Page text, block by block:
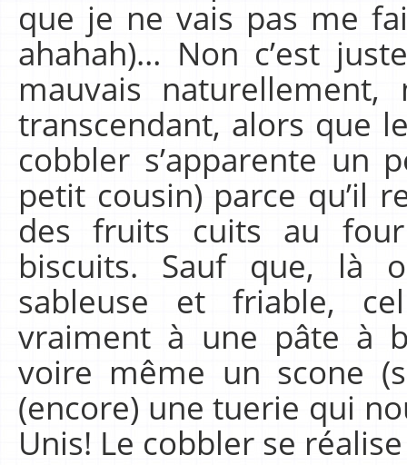
que je ne vais pas me
ahahah)… Non c’est
mauvais
transcendant, alors que
cobbler s’apparente un
petit cousin) parce qu’il
des fruits cuits au
biscuits. Sauf que, là
sableuse et friable,
vraiment à une pâte à
voire même un scone
(encore) une tuerie qui
Unis! Le cobbler se